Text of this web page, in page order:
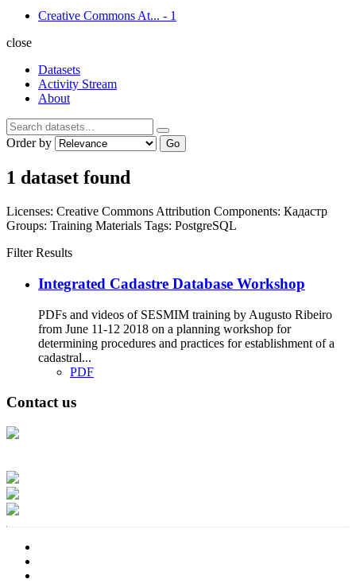
Creative Commons At... - 1
close
Datasets
Activity Stream
About
Order by Go
1 dataset found
Licenses: Creative Commons Attribution Components: Кадастр
Groups: Training Materials Tags: PostgreSQL
Filter Results
Integrated Cadastre Database Workshop
PDFs and videos of SESMIM training by Augusto Ribeiro
from June 11-12 2018 on a planning workshop for
determining procedures and practices for establishment of a
cadastral...
PDF
Contact us